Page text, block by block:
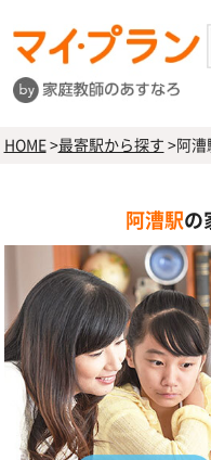
HOME>最寄駅から探す >阿漕
阿漕駅の